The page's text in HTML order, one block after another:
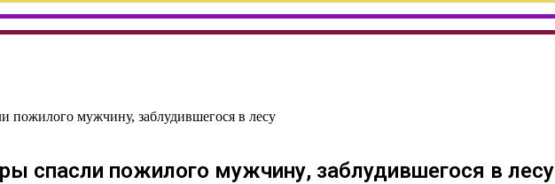
пожилого мужчину, заблудившегося в лесу
спасли пожилого мужчину, заблудившегося в лесу